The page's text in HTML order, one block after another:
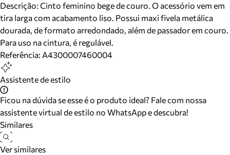
Descrição: Cinto feminino bege de couro. O acessório vem em
tira larga com acabamento liso. Possui maxi fivela metálica
dourada, de formato arredondado, além de passador em couro.
Para uso na cintura, é regulável.
Referência: A4300007460004
Assistente de estilo
Ficou na dúvida se esse é o produto ideal? Fale com nossa
assistente virtual de estilo no WhatsApp e descubra!
Similares
Ver similares